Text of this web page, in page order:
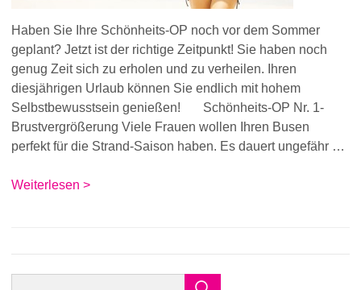
Haben Sie Ihre Schönheits-OP noch vor dem Sommer
geplant? Jetzt ist der richtige Zeitpunkt! Sie haben noch
genug Zeit sich zu erholen und zu verheilen. Ihren
diesjährigen Urlaub können Sie endlich mit hohem
Selbstbewusstsein genießen! Schönheits-OP Nr. 1-
Brustvergrößerung Viele Frauen wollen Ihren Busen
perfekt für die Strand-Saison haben. Es dauert ungefähr …
Weiterlesen >